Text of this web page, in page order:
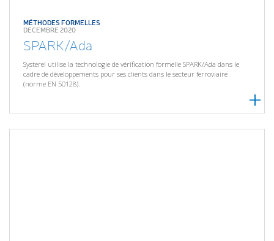
MÉTHODES FORMELLES
DECEMBRE 2020
SPARK/Ada
Systerel utilise la technologie de vérification formelle SPARK/Ada dans le
cadre de développements pour ses clients dans le secteur ferroviaire
(norme EN 50128).